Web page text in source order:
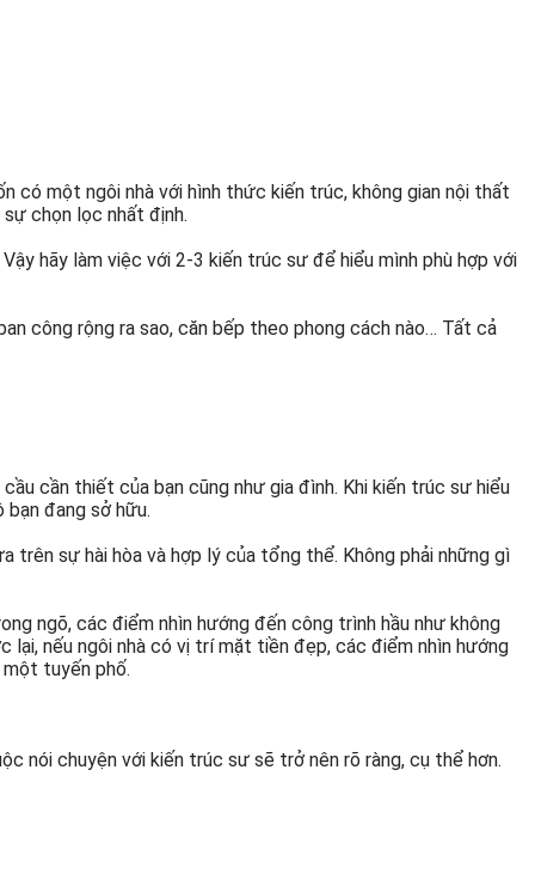
có một ngôi nhà với hình thức kiến trúc, không gian nội thất
chọn lọc nhất định.
hãy làm việc với 2-3 kiến trúc sư để hiểu mình phù hợp với
công rộng ra sao, căn bếp theo phong cách nào… Tất cả
cần thiết của bạn cũng như gia đình. Khi kiến trúc sư hiểu
đang sở hữu.
trên sự hài hòa và hợp lý của tổng thể. Không phải những gì
ngõ, các điểm nhìn hướng đến công trình hầu như không
lại, nếu ngôi nhà có vị trí mặt tiền đẹp, các điểm nhìn hướng
tuyến phố.
nói chuyện với kiến trúc sư sẽ trở nên rõ ràng, cụ thể hơn.